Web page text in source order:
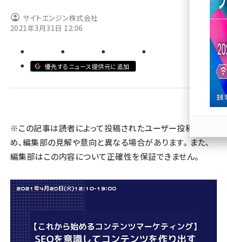
セミナー (2307)
z世代 (1622)
meo (1275)
llmo (1163)
サイトエンジン株式会社
2021年3月31日 12:06
優先するニュース提供元に追加
※この記事は読者によって投稿されたユーザー投稿のた
め、編集部の見解や意向と異なる場合があります。 また、
編集部はこの内容について正確性を保証できません。